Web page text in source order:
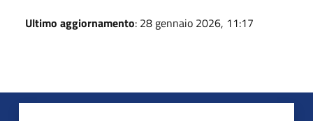
Ultimo aggiornamento: 28 gennaio 2026, 11:17